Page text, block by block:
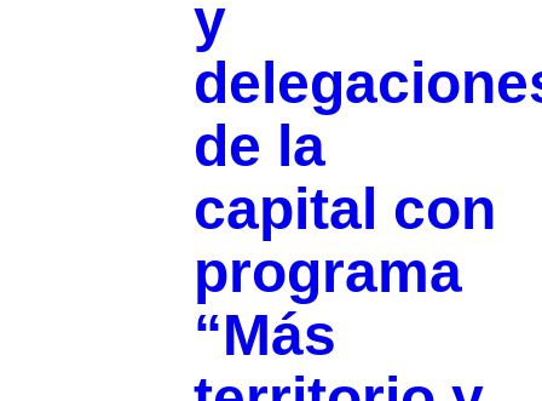
y
de la
capital con
programa
“Más